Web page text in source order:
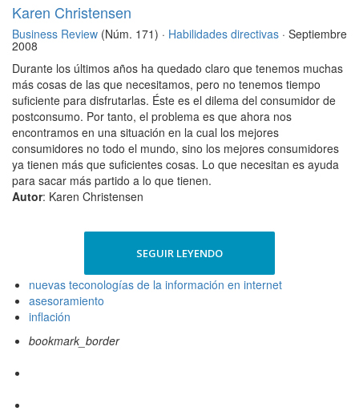
Karen Christensen
Business Review (Núm. 171) · Habilidades directivas · Septiembre
2008
Durante los últimos años ha quedado claro que tenemos muchas
más cosas de las que necesitamos, pero no tenemos tiempo
suficiente para disfrutarlas. Éste es el dilema del consumidor de
postconsumo. Por tanto, el problema es que ahora nos
encontramos en una situación en la cual los mejores
consumidores no todo el mundo, sino los mejores consumidores
ya tienen más que suficientes cosas. Lo que necesitan es ayuda
para sacar más partido a lo que tienen.
Autor: Karen Christensen
SEGUIR LEYENDO
nuevas teconologías de la información en internet
asesoramiento
inflación
bookmark_border